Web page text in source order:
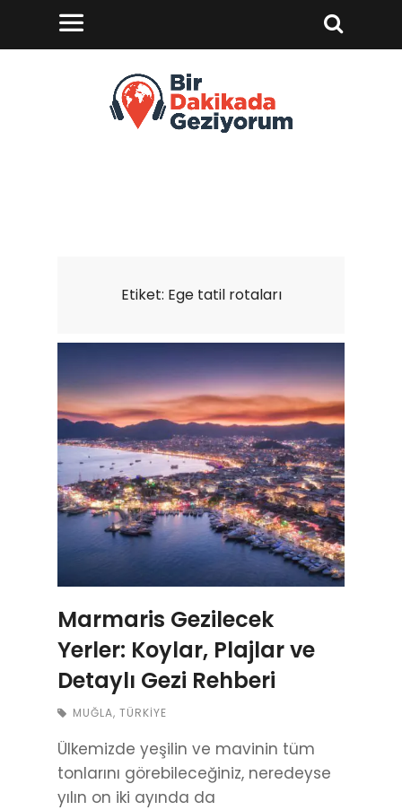
Etiket: Ege tatil rotaları
Marmaris Gezilecek
Yerler: Koylar, Plajlar ve
Detaylı Gezi Rehberi
MUĞLA, TÜRKIYE
Ülkemizde yeşilin ve mavinin tüm
tonlarını görebileceğiniz, neredeyse
yılın on iki ayında da